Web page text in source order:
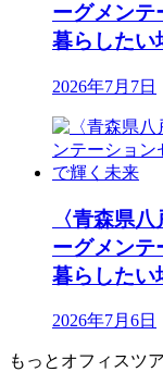
ーグメンテ
暮らしたい
2026年7月7日
〈青森県
ーグメンテ
暮らしたい
2026年7月6日
もっとオフィスツ